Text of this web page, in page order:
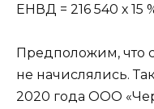
ЕНВД = 216 540 х 15
Предположим, что
не начислялись.
2020 года ООО